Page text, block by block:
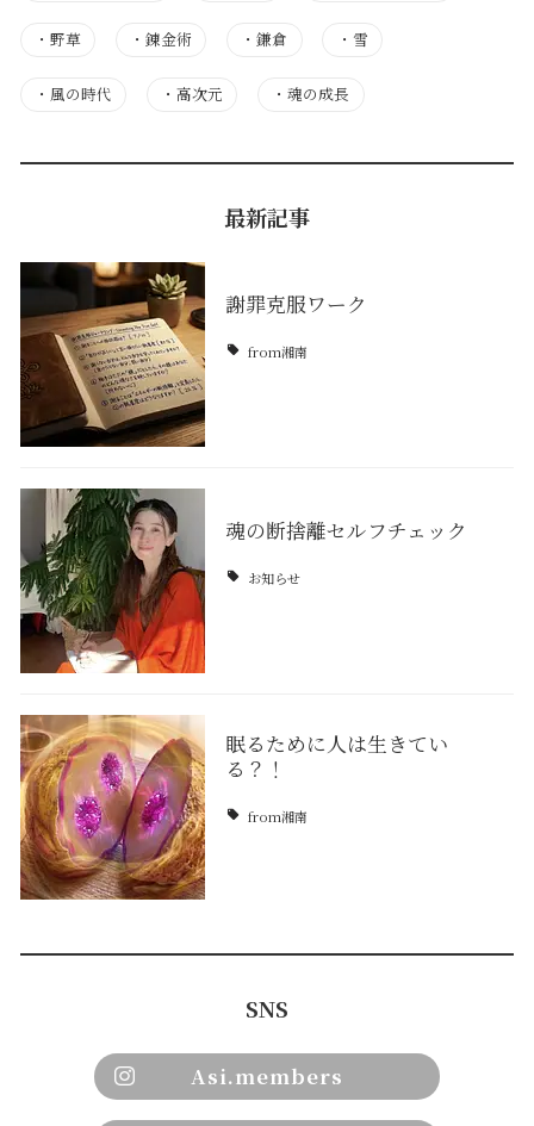
・ 野草 ・錬金術 ・鎌倉 ・ 雪
・ 風の時代 ・高次元 ・魂の成長
最新記事
謝罪克服ワーク
from湘南
魂の断捨離セルフチェック
お知らせ
眠るために人は生きてい
る？！
from湘南
SNS
Asi.members